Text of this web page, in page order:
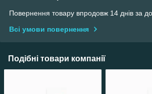
Повернення товару впродовж 14 днів за
Всі умови повернення
Подібні товари компанії